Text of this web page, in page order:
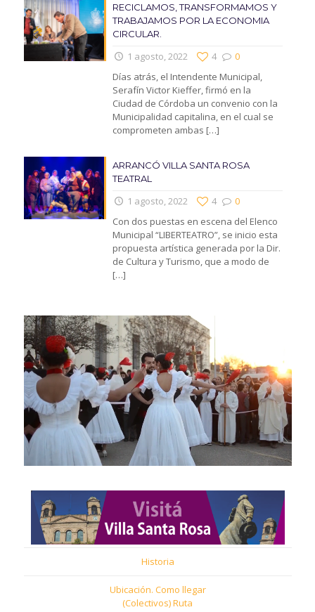
RECICLAMOS, TRANSFORMAMOS Y
TRABAJAMOS POR LA ECONOMIA
CIRCULAR.
1 agosto, 2022 0
4
Días atrás, el Intendente Municipal,
Serafín Victor Kieffer, firmó en la
Ciudad de Córdoba un convenio con la
Municipalidad capitalina, en el cual se
comprometen ambas […]
ARRANCÓ VILLA SANTA ROSA
TEATRAL
1 agosto, 2022 0
4
Con dos puestas en escena del Elenco
Municipal “LIBERTEATRO”, se inicio esta
propuesta artística generada por la Dir.
de Cultura y Turismo, que a modo de
[…]
Historia
Ubicación. Como llegar
(Colectivos) Ruta